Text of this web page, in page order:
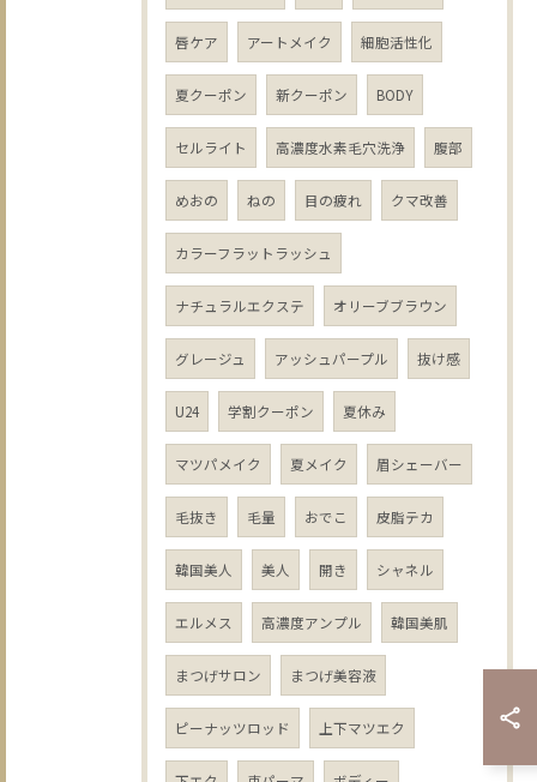
唇ケア アートメイク 細胞活性化
夏クーポン 新クーポン BODY
セルライト 高濃度水素毛穴洗浄 腹部
めおの ねの 目の疲れ クマ改善
カラーフラットラッシュ
ナチュラルエクステ オリーブブラウン
グレージュ アッシュパープル 抜け感
U24 学割クーポン 夏休み
マツパメイク 夏メイク 眉シェーバー
毛抜き 毛量 おでこ 皮脂テカ
韓国美人 美人 開き シャネル
エルメス 高濃度アンプル 韓国美肌
まつげサロン まつげ美容液
ピーナッツロッド 上下マツエク